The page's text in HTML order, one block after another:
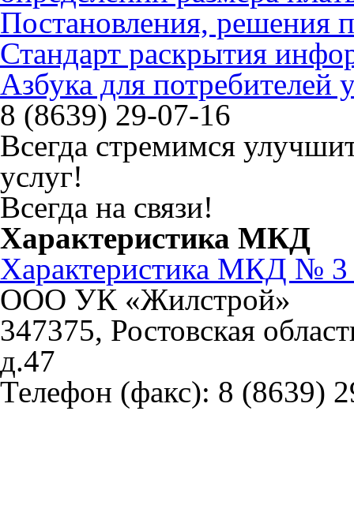
Постановления, решения
Стандарт раскрытия
Азбука для
8 (8639) 29-07-16
Всегда стремимся
услуг!
Всегда на связи!
Характеристика МКД
Характеристика МКД № 3
ООО УК «Жилстрой»
347375, Ростовская
д.47
Телефон (факс): 8 (8639)